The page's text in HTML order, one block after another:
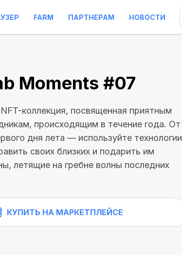
FARM ПАРТНЕРАМ НОВОСТИ
Moments #07
коллекция, посвященная приятным
происходящим в течение года. От
дня лета — используйте технологии
своих близких и подарить им
летящие на гребне волны последних
КУПИТЬ НА МАРКЕТПЛЕЙСЕ